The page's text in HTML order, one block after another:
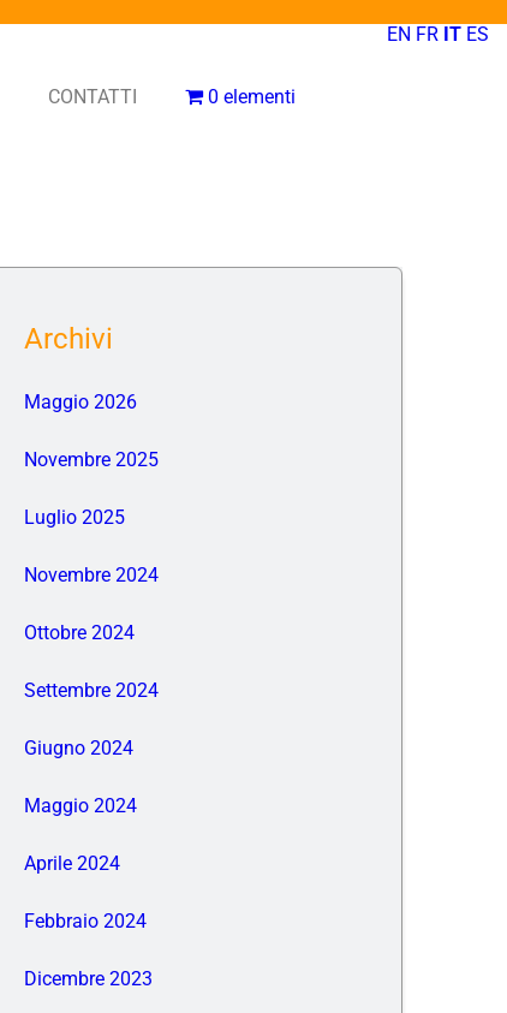
CONTATTI 0 elementi
Archivi
Maggio 2026
Novembre 2025
Luglio 2025
Novembre 2024
Ottobre 2024
Settembre 2024
Giugno 2024
Maggio 2024
Aprile 2024
Febbraio 2024
Dicembre 2023
EN FR IT ES